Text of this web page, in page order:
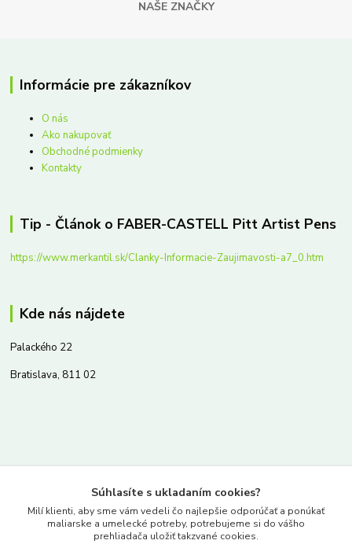
NAŠE ZNAČKY
Informácie pre zákazníkov
O nás
Ako nakupovať
Obchodné podmienky
Kontakty
Tip - Článok o FABER-CASTELL Pitt Artist Pens
https://www.merkantil.sk/Clanky-Informacie-Zaujimavosti-a7_0.htm
Kde nás nájdete
Palackého 22
Bratislava, 811 02
www.merkantil.sk
Súhlasíte s ukladaním cookies?
Milí klienti, aby sme vám vedeli čo najlepšie odporúčať a ponúkať
maliarske a umelecké potreby, potrebujeme si do vášho
prehliadača uložiť takzvané cookies.